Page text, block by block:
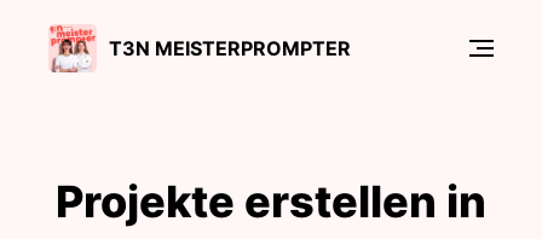
T3N MEISTERPROMPTER
Projekte erstellen in